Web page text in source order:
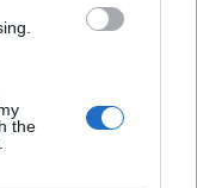
the
2026 με
ευρώ
των ΗΛΕΚΤΩΡ